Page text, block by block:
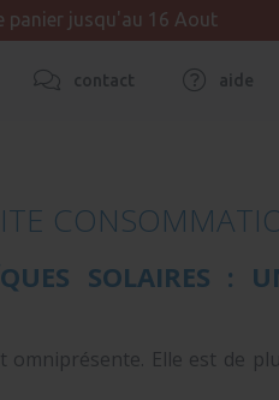
jusqu'au 16 Aout
contact aide
SOLAIRES :
Elle est de